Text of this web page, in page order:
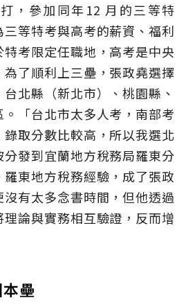
，參加同年12 月的三等特
等特考與高考的薪資、福利
考限定任職地，高考是中央
了順利上三壘，張政堯選擇
北縣（新北市）、桃園縣、
「台北市太多人考，南部考
取分數比較高，所以我選北
發到宜蘭地方稅務局羅東分
東地方稅務經驗，成了張政
有太多念書時間，但他透過
論與實務相互驗證，反而增
壘